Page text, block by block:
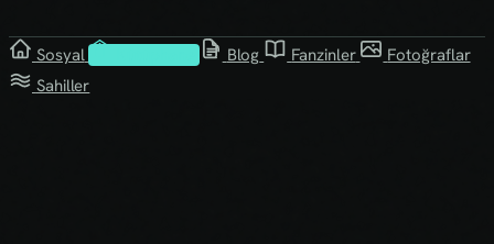
Sosyal Blog Fanzinler
Fotoğraflar
Sahiller